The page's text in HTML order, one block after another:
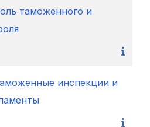
таможенного и
инспекции и